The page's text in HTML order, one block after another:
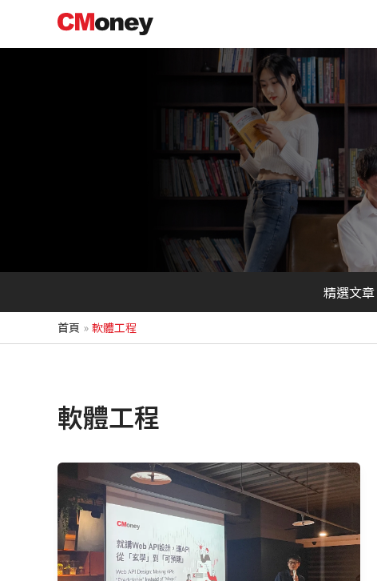
主
精選文章
首頁 軟體工程
軟體工程
Talk+
#15：
就
講
Web